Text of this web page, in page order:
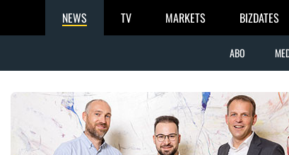
NEWS TV MARKETS BIZDATES
ABO